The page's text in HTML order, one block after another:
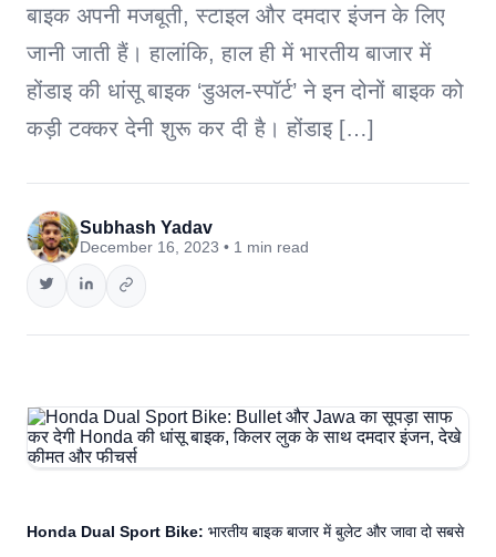
बाइक अपनी मजबूती, स्टाइल और दमदार इंजन के लिए
जानी जाती हैं। हालांकि, हाल ही में भारतीय बाजार में
होंडाइ की धांसू बाइक ‘डुअल-स्पॉर्ट’ ने इन दोनों बाइक को
कड़ी टक्कर देनी शुरू कर दी है। होंडाइ […]
Subhash Yadav
December 16, 2023 • 1 min read
Honda Dual Sport Bike: भारतीय बाइक बाजार में बुलेट और जावा दो सबसे